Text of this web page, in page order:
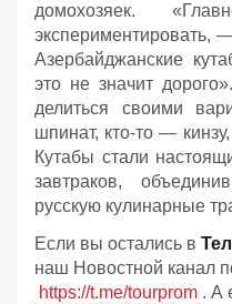
домохозяек.
экспериментировать,
Азербайджанские
это не значит
делиться своими
шпинат, кто-то —
Кутабы стали
завтраков,
русскую кулинарные
Если вы остались в
наш Новостной канал
https://t.me/tourprom . А